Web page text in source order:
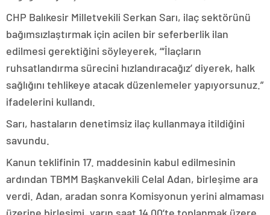
CHP Balıkesir Milletvekili Serkan Sarı, ilaç sektörünü
bağımsızlaştırmak için acilen bir seferberlik ilan
edilmesi gerektiğini söyleyerek, “‘İlaçların
ruhsatlandırma sürecini hızlandıracağız’ diyerek, halk
sağlığını tehlikeye atacak düzenlemeler yapıyorsunuz.”
ifadelerini kullandı.
Sarı, hastaların denetimsiz ilaç kullanmaya itildiğini
savundu.
Kanun teklifinin 17. maddesinin kabul edilmesinin
ardından TBMM Başkanvekili Celal Adan, birleşime ara
verdi. Adan, aradan sonra Komisyonun yerini almaması